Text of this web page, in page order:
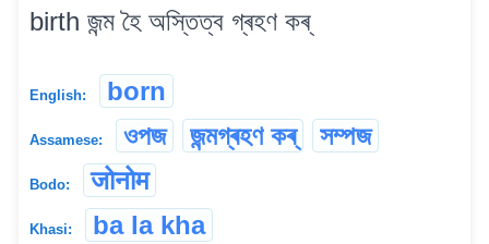
birth জন্ম হৈ অস্তিত্ব গ্ৰহণ কৰ্
English: born
Assamese: ওপজ জন্মগ্ৰহণ কৰ্ সম্পজ
Bodo: जोनोम
Khasi: ba la kha